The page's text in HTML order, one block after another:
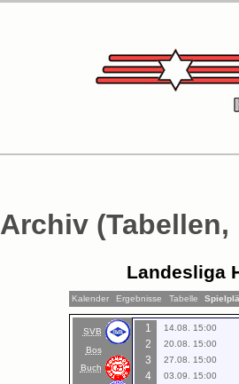
Archiv
Landesliga
Kalender Ergebnisse Tabelle
SVB
Bos
Buch
1 14.08. 15:00
2 20.08. 15:00
3 27.08. 15:00
4 03.09. 15:00